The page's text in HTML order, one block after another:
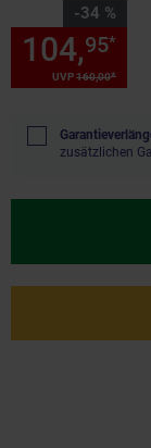
-34 %
Sie Sparen 34
UVP160,00*
104,95*
zusätzlichen